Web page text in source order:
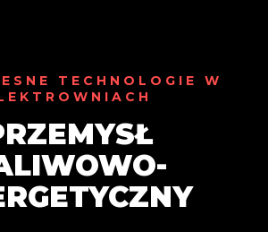
TECHNOLOGIE W